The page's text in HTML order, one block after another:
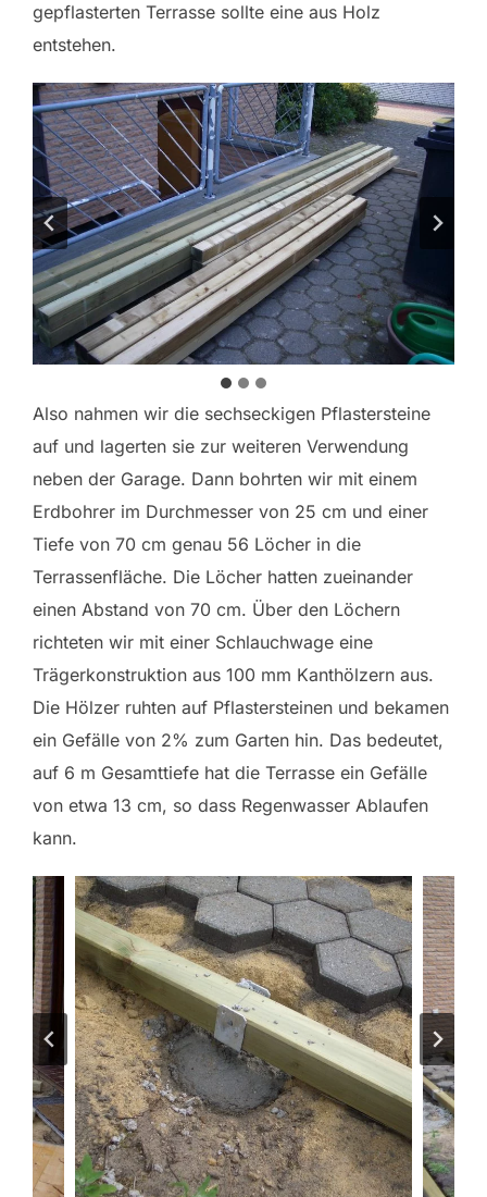
gepflasterten Terrasse sollte eine aus Holz
entstehen.
Also nahmen wir die sechseckigen Pflastersteine
auf und lagerten sie zur weiteren Verwendung
neben der Garage. Dann bohrten wir mit einem
Erdbohrer im Durchmesser von 25 cm und einer
Tiefe von 70 cm genau 56 Löcher in die
Terrassenfläche. Die Löcher hatten zueinander
einen Abstand von 70 cm. Über den Löchern
richteten wir mit einer Schlauchwage eine
Trägerkonstruktion aus 100 mm Kanthölzern aus.
Die Hölzer ruhten auf Pflastersteinen und bekamen
ein Gefälle von 2% zum Garten hin. Das bedeutet,
auf 6 m Gesamttiefe hat die Terrasse ein Gefälle
von etwa 13 cm, so dass Regenwasser Ablaufen
kann.